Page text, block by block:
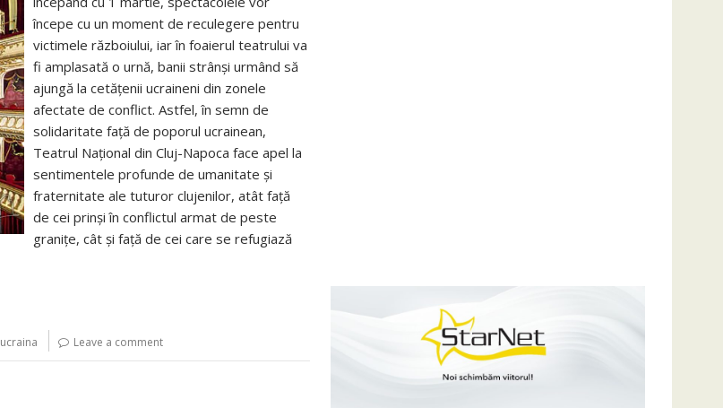
începe cu un moment de reculegere pentru
victimele războiului, iar în foaierul teatrului va
fi amplasată o urnă, banii strânși urmând să
ajungă la cetățenii ucraineni din zonele
afectate de conflict. Astfel, în semn de
solidaritate faţă de poporul ucrainean,
Teatrul Național din Cluj-Napoca face apel la
sentimentele profunde de umanitate și
fraternitate ale tuturor clujenilor, atât față
de cei prinși în conflictul armat de peste
granițe, cât și față de cei care se refugiază
ucraina Leave a comment